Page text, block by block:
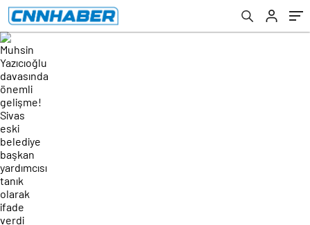
yardımcısı tanık olarak ifade verdi